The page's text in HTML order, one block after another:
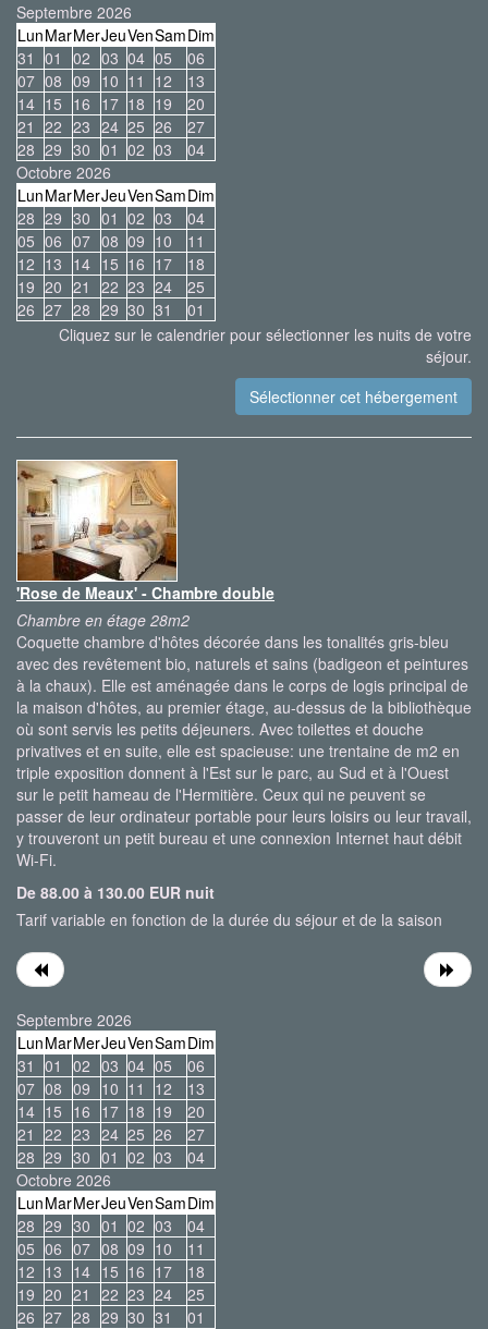
Septembre 2026
LunMarMerJeuVenSamDim
31 01 02 03 04 05
06
07 08 09 10 11 12
13
14 15 16 17 18 19
20
21 22 23 24 25 26
27
28 29 30 01 02 03
04
Octobre 2026
LunMarMerJeuVenSamDim
28 29 30 01 02 03
04
05 06 07 08 09 10
11
12 13 14 15 16 17
18
19 20 21 22 23 24
25
26 27 28 29 30 31
01
Cliquez sur le calendrier pour sélectionner les nuits de votre
séjour.
'Rose de Meaux' - Chambre double
Chambre en étage 28m2
Coquette chambre d'hôtes décorée dans les tonalités gris-bleu
avec des revêtement bio, naturels et sains (badigeon et peintures
à la chaux). Elle est aménagée dans le corps de logis principal de
la maison d'hôtes, au premier étage, au-dessus de la bibliothèque
où sont servis les petits déjeuners. Avec toilettes et douche
privatives et en suite, elle est spacieuse: une trentaine de m2 en
triple exposition donnent à l'Est sur le parc, au Sud et à l'Ouest
sur le petit hameau de l'Hermitière. Ceux qui ne peuvent se
passer de leur ordinateur portable pour leurs loisirs ou leur travail,
y trouveront un petit bureau et une connexion Internet haut débit
Wi-Fi.
De 88.00 à 130.00 EUR nuit
Tarif variable en fonction de la durée du séjour et de la saison
Septembre 2026
LunMarMerJeuVenSamDim
31 01 02 03 04 05
06
07 08 09 10 11 12
13
14 15 16 17 18 19
20
21 22 23 24 25 26
27
28 29 30 01 02 03
04
Octobre 2026
LunMarMerJeuVenSamDim
28 29 30 01 02 03
04
05 06 07 08 09 10
11
12 13 14 15 16 17
18
19 20 21 22 23 24
25
26 27 28 29 30 31
01